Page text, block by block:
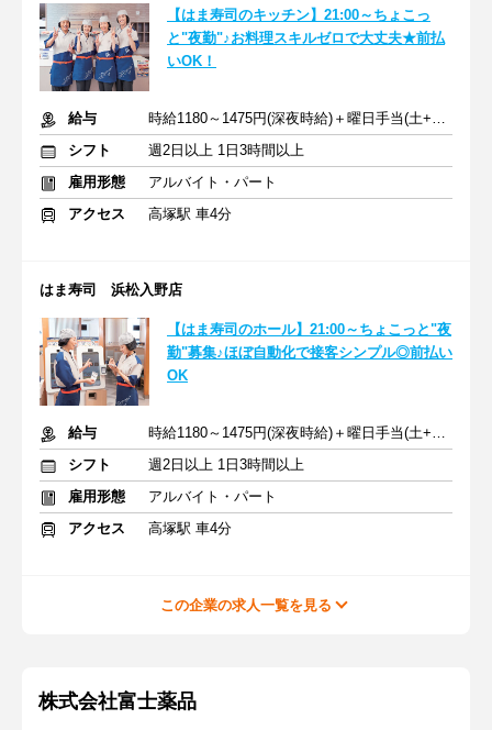
【はま寿司のキッチン】21:00～ちょこっ
と"夜勤"♪お料理スキルゼロで大丈夫★前払
いOK！
給与
時給1180～1475円(深夜時給)＋曜日手当(土+70円、日祝+100円)
シフト
週2日以上 1日3時間以上
雇用形態
アルバイト・パート
アクセス
高塚駅 車4分
はま寿司 浜松入野店
【はま寿司のホール】21:00～ちょこっと"夜
勤"募集♪ほぼ自動化で接客シンプル◎前払い
OK
給与
時給1180～1475円(深夜時給)＋曜日手当(土+70円、日祝+100円)
シフト
週2日以上 1日3時間以上
雇用形態
アルバイト・パート
アクセス
高塚駅 車4分
この企業の求人一覧を見る
株式会社富士薬品